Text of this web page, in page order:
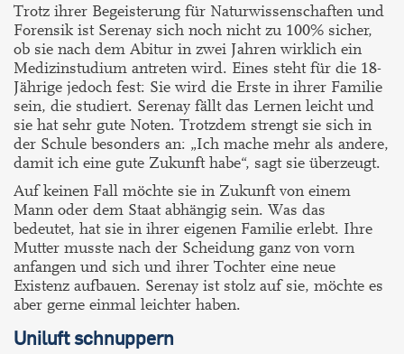
Trotz ihrer Begeisterung für Naturwissenschaften und
Forensik ist Serenay sich noch nicht zu 100% sicher,
ob sie nach dem Abitur in zwei Jahren wirklich ein
Medizinstudium antreten wird. Eines steht für die 18-
Jährige jedoch fest: Sie wird die Erste in ihrer Familie
sein, die studiert. Serenay fällt das Lernen leicht und
sie hat sehr gute Noten. Trotzdem strengt sie sich in
der Schule besonders an: „Ich mache mehr als andere,
damit ich eine gute Zukunft habe“, sagt sie überzeugt.
Auf keinen Fall möchte sie in Zukunft von einem
Mann oder dem Staat abhängig sein. Was das
bedeutet, hat sie in ihrer eigenen Familie erlebt. Ihre
Mutter musste nach der Scheidung ganz von vorn
anfangen und sich und ihrer Tochter eine neue
Existenz aufbauen. Serenay ist stolz auf sie, möchte es
aber gerne einmal leichter haben.
Uniluft schnuppern